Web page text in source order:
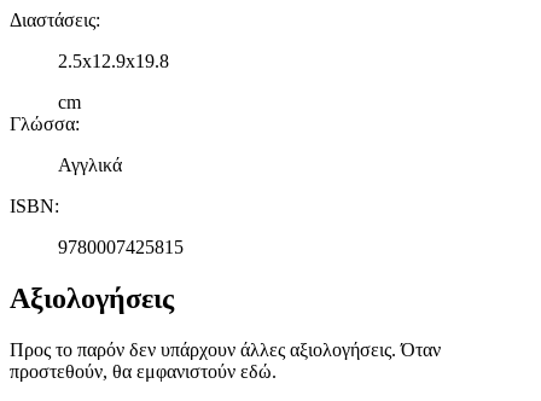
Διαστάσεις:
2.5x12.9x19.8
cm
Γλώσσα:
Αγγλικά
ISBN:
9780007425815
Αξιολογήσεις
Προς το παρόν δεν υπάρχουν άλλες αξιολογήσεις. Όταν
προστεθούν, θα εμφανιστούν εδώ.